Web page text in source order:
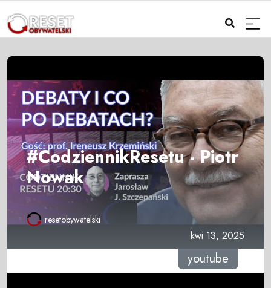
#CodziennikResetu - Piotr
Nowak
resetobywatelski
kwi 13, 2025
youtube